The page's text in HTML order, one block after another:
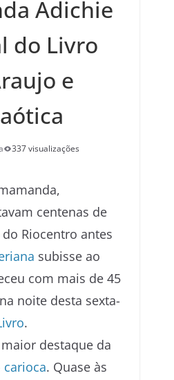
Adichie
do Livro
e
337 visualizações
centenas de
Riocentro antes
subisse ao
com mais de 45
noite desta sexta-
.
destaque da
carioca. Quase às